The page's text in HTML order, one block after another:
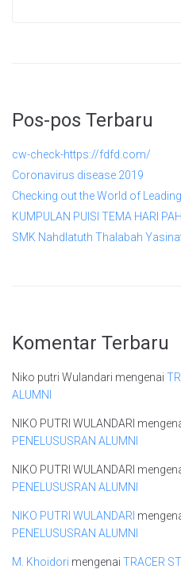
Pos-pos Terbaru
cw-check-https://fdfd.com/
Coronavirus disease 2019
Checking out the World of
KUMPULAN PUISI TEMA HARI
SMK Nahdlatuth Thalabah
Komentar Terbaru
Niko putri Wulandari mengenai
ALUMNI
NIKO PUTRI WULANDARI
PENELUSUSRAN ALUMNI
NIKO PUTRI WULANDARI
PENELUSUSRAN ALUMNI
NIKO PUTRI WULANDARI
PENELUSUSRAN ALUMNI
M. Khoidori mengenai TRACER